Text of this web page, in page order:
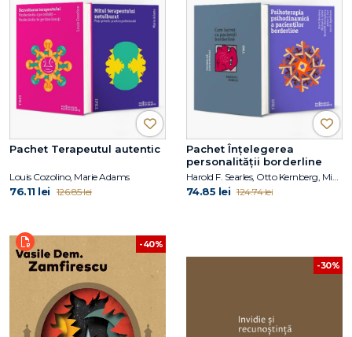
Pachet Terapeutul autentic
Louis Cozolino, Marie Adams
76.11 lei 126.85 lei
Pachet Înțelegerea
personalității borderline
74.85 lei 124.74 lei
-40%
-30%